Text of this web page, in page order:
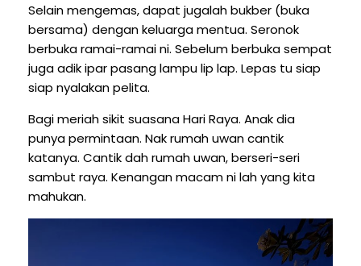
Selain mengemas, dapat jugalah bukber (buka
bersama) dengan keluarga mentua. Seronok
berbuka ramai-ramai ni. Sebelum berbuka sempat
juga adik ipar pasang lampu lip lap. Lepas tu siap
siap nyalakan pelita.
Bagi meriah sikit suasana Hari Raya. Anak dia
punya permintaan. Nak rumah uwan cantik
katanya. Cantik dah rumah uwan, berseri-seri
sambut raya. Kenangan macam ni lah yang kita
mahukan.